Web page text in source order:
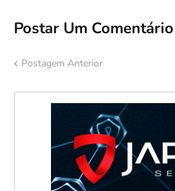
Postar Um Comentário
Postagem Anterior